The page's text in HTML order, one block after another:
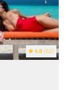
4.8 (62)